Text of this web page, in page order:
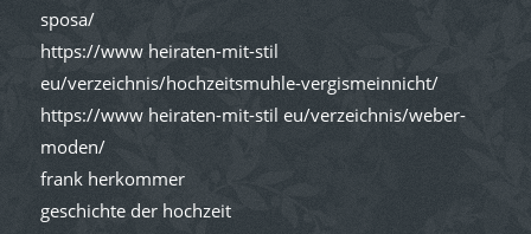
sposa/
https://www heiraten-mit-stil
eu/verzeichnis/hochzeitsmuhle-vergismeinnicht/
https://www heiraten-mit-stil eu/verzeichnis/weber-
moden/
frank herkommer
geschichte der hochzeit